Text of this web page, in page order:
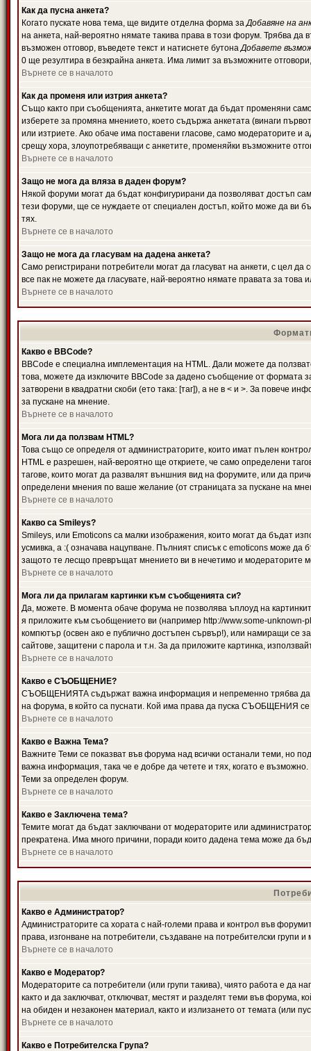
Как да пусна анкета?
Когато пускате нова тема, ще видите отделна форма заДобавяне на
на анкета, най-вероятно нямате такива права в този форум. Трябва да
възможен отговор, въведете текст и натиснете бутонаДобавете
0 ще резултира в безкрайна анкета. Има лимит за възможните
Върнете се в началото
Как да променя или изтрия анкета?
Също както при съобщенията, анкетите могат да бъдат променяни
изберете за промяна мнението, което съдържа анкетата (винаги
или изтриете. Ако обаче има поставени гласове, само модераторите и
срещу хора, злоупотребяващи с анкетите, променяйки възможните
Върнете се в началото
Защо не мога да вляза в даден форум?
Някой форуми могат да бъдат конфигурирани да позволяват достъп
тези форуми, ще се нуждаете от специален достъп, който може да ви
тях.
Върнете се в началото
Защо не мога да гласувам на дадена анкета?
Само регистрирани потребители могат да гласуват на анкети, с цел
все пак не можете да гласувате, най-вероятно нямате правата за това
Върнете се в началото
Какво е BBCode?
BBCode е специална имплементация на HTML. Дали можете да
това, можете да изключите BBCode за дадено съобщение от формата
затворени в квадратни скоби (ето така: [таг]), а не в < и >. За повече
за пускане на мнение.
Върнете се в началото
Мога ли да ползвам HTML?
Това също се определя от администраторите, които имат пълен
HTML е разрешен, най-вероятно ще откриете, че само определени
тагове, които могат да развалят външния вид на форумите, или да
определени мнения по ваше желание (от страницата за пускане на
Върнете се в началото
Какво са Smileys?
Smileys, или Emoticons са малки изображения, които могат да бъдат
усмивка, а :( означава нацупване. Пълният списък с emoticons може да
защото те лесщо превръщат мнението ви в нечетимо и модераторите
Върнете се в началото
Мога ли да прилагам картинки към съобщенията си?
Да, можете. В момента обаче форума не позволява ъплоуд на
я приложите към съобщението ви (например http://www.some-
компютър (освен ако е публично достъпен сървър!), или намиращи се
сайтове, защитени с парола и т.н. За да приложите картинка,
Върнете се в началото
Какво е СЪОБЩЕНИЕ?
СЪОБЩЕНИЯТА съдържат важна информация и непременно трябва да
на форума, в който са пуснати. Кой има права да пуска СЪОБЩЕНИЯ се
Върнете се в началото
Какво е Важна Тема?
Важните Теми се показват във форума над всички останали теми,
важна информация, така че е добре да четете и тях, когато е
Теми за определен форум.
Върнете се в началото
Какво е Заключена тема?
Темите могат да бъдат заключвани от модераторите или
прекратена. Има много причини, поради които дадена тема може да
Върнете се в началото
Какво е Администратор?
Администраторите са хората с най-големи права и контрол във
права, изгонване на потребители, създаване на потребителски групи
Върнете се в началото
Какво е Модератор?
Модераторите са потребители (или групи такива), чиято работа е да
както и да заключват, отключват, местят и разделят теми във форума,
на обиден и незаконен материал, както и излизането от темата (или
Върнете се в началото
Какво е Потребителска Група?